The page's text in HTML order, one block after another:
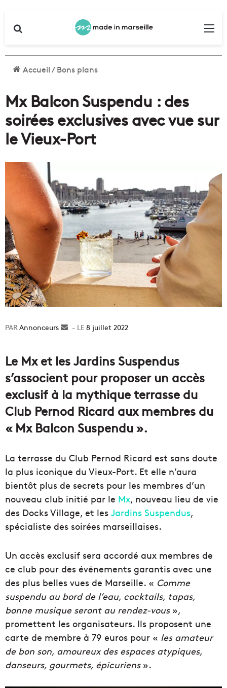
Accueil/Bons plans
Mx Balcon Suspendu : des
soirées exclusives avec vue sur
le Vieux-Port
Annonceurs
Envoyer8 juillet 2022
Le Mx et les Jardins Suspendus
s’associent pour proposer un accès
exclusif à la mythique terrasse du
Club Pernod Ricard aux membres du
« Mx Balcon Suspendu ».
La terrasse du Club Pernod Ricard est sans doute
la plus iconique du Vieux-Port. Et elle n’aura
bientôt plus de secrets pour les membres d’un
nouveau club initié par le Mx, nouveau lieu de vie
des Docks Village, et les Jardins Suspendus,
spécialiste des soirées marseillaises.
Un accès exclusif sera accordé aux membres de
ce club pour des événements garantis avec une
des plus belles vues de Marseille. « Comme
suspendu au bord de l’eau, cocktails, tapas,
bonne musique seront au rendez-vous»,
promettent les organisateurs. Ils proposent une
carte de membre à 79 euros pour « les amateur
de bon son, amoureux des espaces atypiques,
danseurs, gourmets, épicuriens».